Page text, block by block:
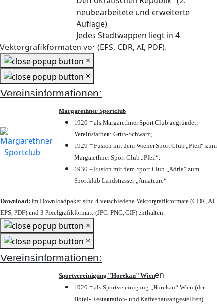
neubearbeitete und erweiterte
Auflage)
Jedes Stadtwappen liegt in 4
Vektorgrafikformaten vor (EPS, CDR, AI, PDF).
×
×
Vereinsinformationen:
Margarethner Sportclub
1920 = als Margarethner Sport Club gegründet;
Vereinsfarben: Grün-Schwarz;
1929 = Fusion mit dem Wiener Sport Club „Pfeil“ zum
Margarethner Sport Club „Pfeil“;
1930 = Fusion mit dem Sport Club „Adria“ zum
Sportklub Landstrasser „Amateure“
Download: Im Downloadpaket sind 4 verschiedene Vektorgrafikformate (CDR, AI
EPS, PDF) und 3 Pixelgrafikformate (JPG, PNG, GIF) enthalten.
×
×
Vereinsinformationen:
Sportvereinigung "Horekan" Wienen
1920 = als Sportvereinigung „Horekan“ Wien (der
Hotel- Restauration- und Kaffeehausangestellten)